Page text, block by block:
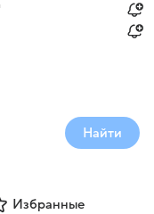
Найти
Избранные